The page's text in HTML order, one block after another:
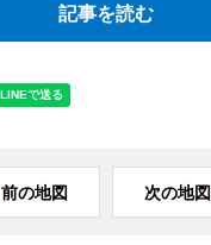
記事を読む
前の地図 次の地図